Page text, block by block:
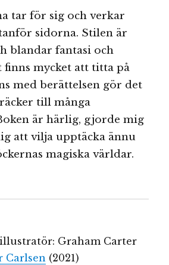
tar för sig och verkar
sidorna. Stilen är
blandar fantasi och
finns mycket att titta på
med berättelsen gör det
räcker till många
är härlig, gjorde mig
att vilja upptäcka ännu
magiska världar.
Graham Carter
Carlsen (2021)